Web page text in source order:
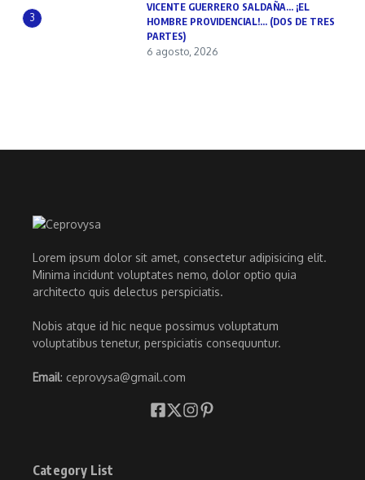
3
VICENTE GUERRERO SALDAÑA… ¡EL
HOMBRE PROVIDENCIAL!… (DOS DE TRES
PARTES)
6 agosto, 2026
Lorem ipsum dolor sit amet, consectetur adipisicing elit.
Minima incidunt voluptates nemo, dolor optio quia
architecto quis delectus perspiciatis.
Nobis atque id hic neque possimus voluptatum
voluptatibus tenetur, perspiciatis consequuntur.
Email: ceprovysa@gmail.com
Category List